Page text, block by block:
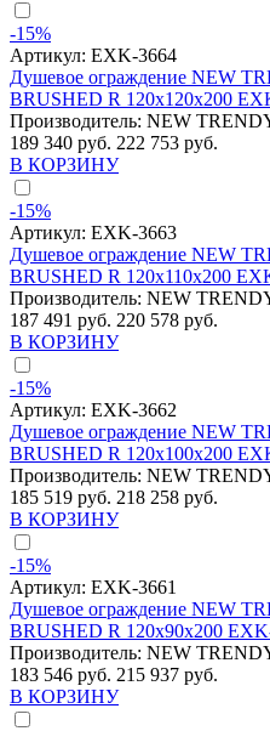
-15%
Артикул: EXK-3664
Душевое ограждение NEW
BRUSHED R 120x120x200
Производитель: NEW
189 340 руб. 222 753 руб.
В КОРЗИНУ
-15%
Артикул: EXK-3663
Душевое ограждение NEW
BRUSHED R 120x110x200
Производитель: NEW
187 491 руб. 220 578 руб.
В КОРЗИНУ
-15%
Артикул: EXK-3662
Душевое ограждение NEW
BRUSHED R 120x100x200
Производитель: NEW
185 519 руб. 218 258 руб.
В КОРЗИНУ
-15%
Артикул: EXK-3661
Душевое ограждение NEW
BRUSHED R 120x90x200
Производитель: NEW
183 546 руб. 215 937 руб.
В КОРЗИНУ